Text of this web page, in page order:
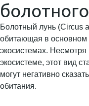
Болотный лунь (Circus
обитающая в основном
экосистемах.
экосистеме, этот вид
могут негативно
обитания.